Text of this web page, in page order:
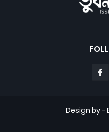
Design by -